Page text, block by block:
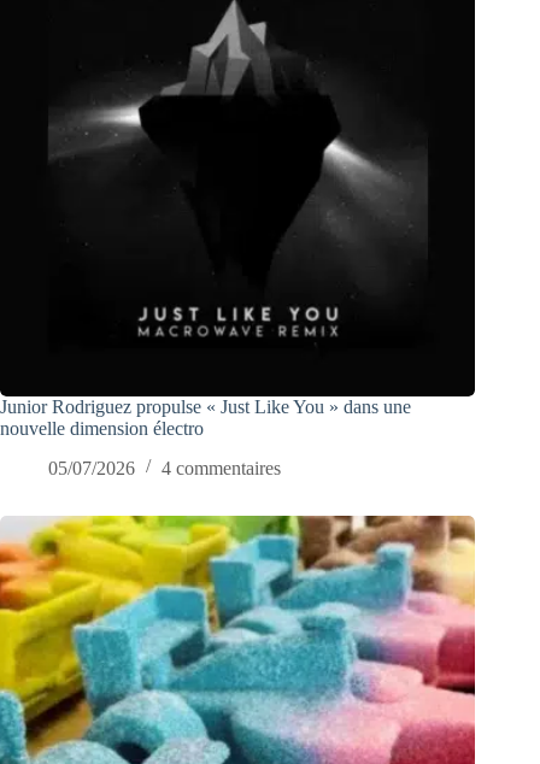
Junior Rodriguez propulse « Just Like You » dans une
nouvelle dimension électro
05/07/2026
4 commentaires